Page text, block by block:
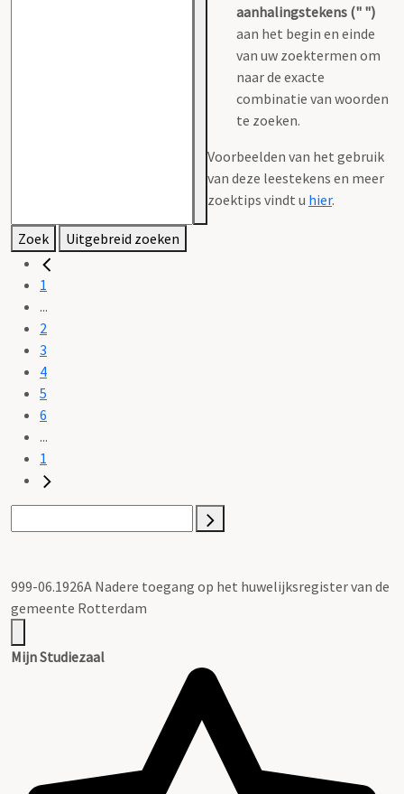
aanhalingstekens (" ")
aan het begin en einde
van uw zoektermen om
naar de exacte
combinatie van woorden
te zoeken.
Voorbeelden van het gebruik
van deze leestekens en meer
zoektips vindt u hier.
Zoek Uitgebreid zoeken
1
...
2
3
4
5
6
...
1
999-06.1926A Nadere toegang op het huwelijksregister van de
gemeente Rotterdam
Mijn Studiezaal